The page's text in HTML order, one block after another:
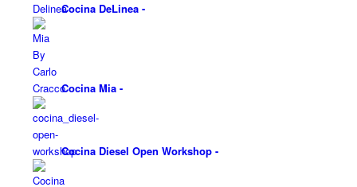
Cocina DeLinea-
Cocina Mia-
Cocina Diesel Open Workshop-